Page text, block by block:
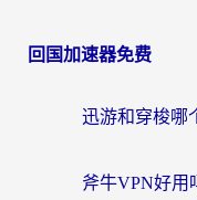
回国加速器免费